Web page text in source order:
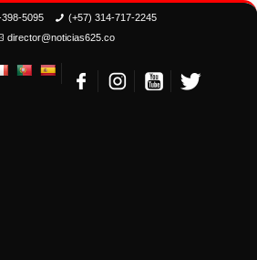
5095
(+57) 314-717-2245
director@noticias625.co